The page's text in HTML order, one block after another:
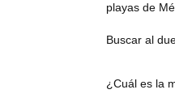
playas de
Buscar al
¿Cuál es la